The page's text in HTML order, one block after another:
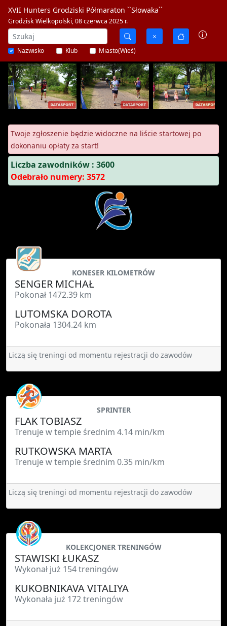
XVII Hunters Grodziski Półmaraton ``Słowaka``
Grodzisk Wielkopolski, 08 czerwca 2025 r.
Nazwisko Klub Miasto(Wieś)
Twoje zgłoszenie będzie widoczne na liście startowej po
dokonaniu opłaty za start!
Liczba zawodników : 3600
Odebrało numery: 3572
KONESER KILOMETRÓW
SENGER MICHAŁ
Pokonał 1472.39 km
LUTOMSKA DOROTA
Pokonała 1304.24 km
Liczą się treningi od momentu rejestracji do zawodów
SPRINTER
FLAK TOBIASZ
Trenuje w tempie średnim 4.14 min/km
RUTKOWSKA MARTA
Trenuje w tempie średnim 0.35 min/km
Liczą się treningi od momentu rejestracji do zawodów
KOLEKCJONER TRENINGÓW
STAWISKI ŁUKASZ
Wykonał już 154 treningów
KUKOBNIKAVA VITALIYA
Wykonała już 172 treningów